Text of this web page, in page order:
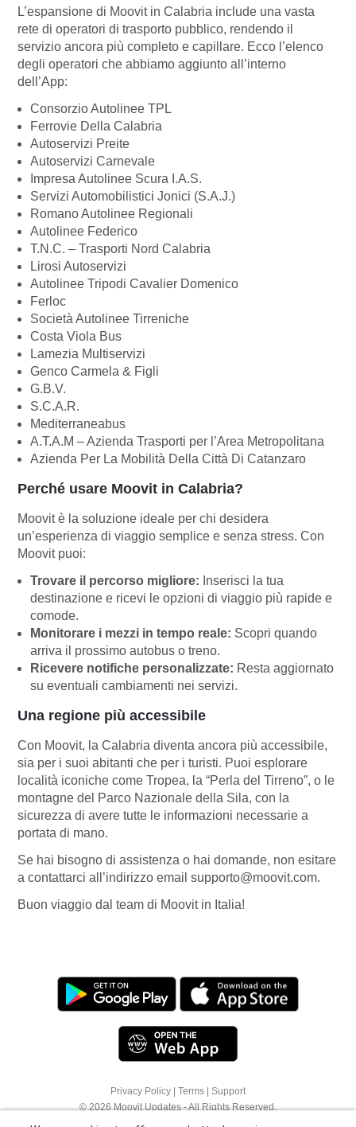
L’espansione di Moovit in Calabria include una vasta
rete di operatori di trasporto pubblico, rendendo il
servizio ancora più completo e capillare. Ecco l’elenco
degli operatori che abbiamo aggiunto all’interno
dell’App:
Consorzio Autolinee TPL
Ferrovie Della Calabria
Autoservizi Preite
Autoservizi Carnevale
Impresa Autolinee Scura I.A.S.
Servizi Automobilistici Jonici (S.A.J.)
Romano Autolinee Regionali
Autolinee Federico
T.N.C. – Trasporti Nord Calabria
Lirosi Autoservizi
Autolinee Tripodi Cavalier Domenico
Ferloc
Società Autolinee Tirreniche
Costa Viola Bus
Lamezia Multiservizi
Genco Carmela & Figli
G.B.V.
S.C.A.R.
Mediterraneabus
A.T.A.M – Azienda Trasporti per l’Area Metropolitana
Azienda Per La Mobilità Della Città Di Catanzaro
Perché usare Moovit in Calabria?
Moovit è la soluzione ideale per chi desidera
un’esperienza di viaggio semplice e senza stress. Con
Moovit puoi:
Trovare il percorso migliore: Inserisci la tua
destinazione e ricevi le opzioni di viaggio più rapide e
comode.
Monitorare i mezzi in tempo reale: Scopri quando
arriva il prossimo autobus o treno.
Ricevere notifiche personalizzate: Resta aggiornato
su eventuali cambiamenti nei servizi.
Una regione più accessibile
Con Moovit, la Calabria diventa ancora più accessibile,
sia per i suoi abitanti che per i turisti. Puoi esplorare
località iconiche come Tropea, la “Perla del Tirreno”, o le
montagne del Parco Nazionale della Sila, con la
sicurezza di avere tutte le informazioni necessarie a
portata di mano.
Se hai bisogno di assistenza o hai domande, non esitare
a contattarci all’indirizzo email supporto@moovit.com.
Buon viaggio dal team di Moovit in Italia!
Privacy Policy | Terms | Support
© 2026 Moovit Updates - All Rights Reserved.
We use cookies to offer you a better browsing
experience. SeeCookie Policyfor more info or